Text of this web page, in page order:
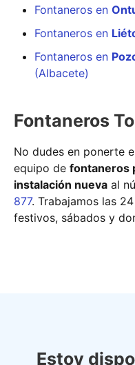
Fontaneros en
Fontaneros en
Fontaneros en
(Albacete)
Fontaneros
No dudes en ponerte
equipo de fontaneros
instalación nueva al
877. Trabajamos las
festivos, sábados y
Estoy